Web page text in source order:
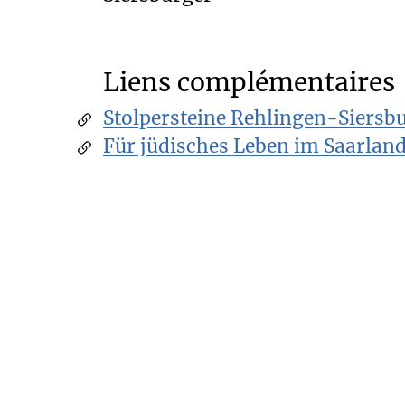
Liens complémentaires
Stolpersteine Rehlingen-
Für jüdisches Leben im